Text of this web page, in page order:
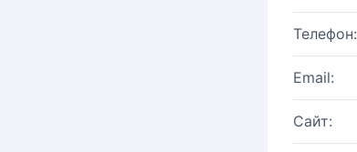
Телефон:
Email:
Сайт: